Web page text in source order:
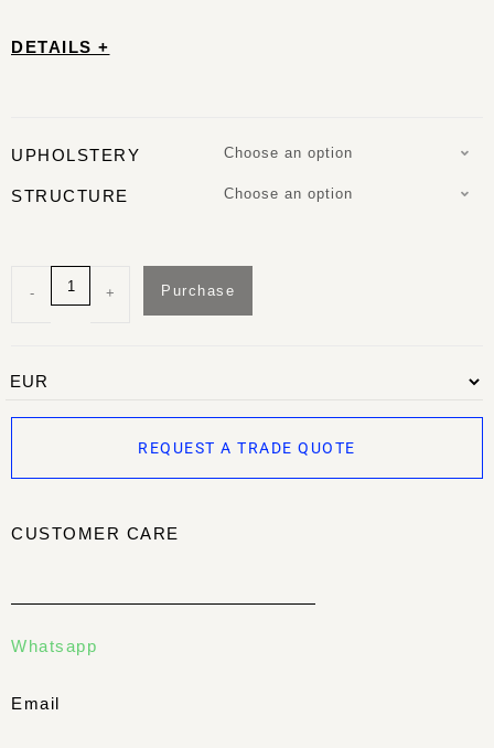
DETAILS +
UPHOLSTERY Choose an option
STRUCTURE Choose an option
- + Purchase
REQUEST A TRADE QUOTE
CUSTOMER CARE
Whatsapp
Email